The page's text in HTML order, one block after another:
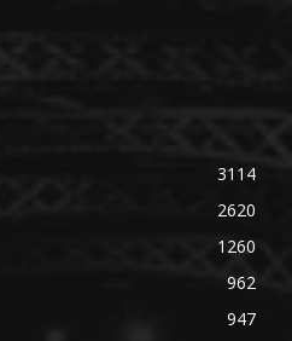
3114
2620
1260
962
947